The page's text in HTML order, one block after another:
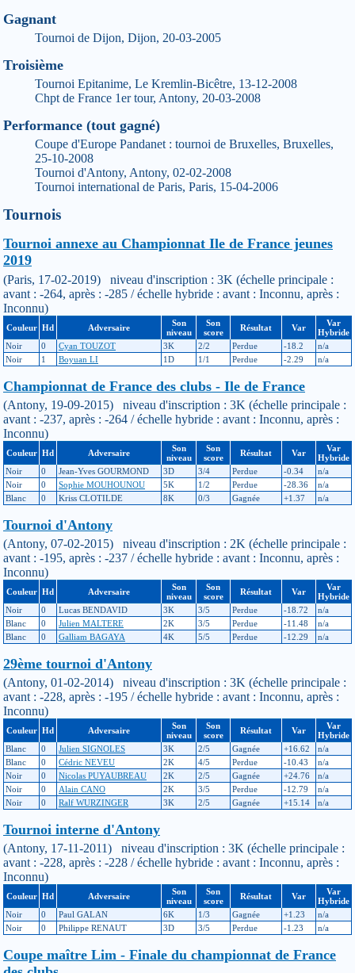
Gagnant
Tournoi de Dijon, Dijon, 20-03-2005
Troisième
Tournoi Epitanime, Le Kremlin-Bicêtre, 13-12-2008
Chpt de France 1er tour, Antony, 20-03-2008
Performance (tout gagné)
Coupe d'Europe Pandanet : tournoi de Bruxelles, Bruxelles,
25-10-2008
Tournoi d'Antony, Antony, 02-02-2008
Tournoi international de Paris, Paris, 15-04-2006
Tournois
Tournoi annexe au Championnat Ile de France jeunes
2019
(Paris, 17-02-2019) niveau d'inscription : 3K (échelle principale :
avant : -264, après : -285 / échelle hybride : avant : Inconnu, après :
Inconnu)
Couleur Hd Adversaire
Son
niveau
Son
score
Résultat Var
Var
Hybride
Noir
0 Cyan TOUZOT 3K 2/2 Perdue -18.2
n/a
Noir
1 Boyuan LI 1D 1/1 Perdue -2.29 n/a
Championnat de France des clubs - Ile de France
(Antony, 19-09-2015) niveau d'inscription : 3K (échelle principale :
avant : -237, après : -264 / échelle hybride : avant : Inconnu, après :
Inconnu)
Couleur Hd Adversaire
Son
niveau
Son
score
Résultat Var
Var
Hybride
Noir
0 Jean-Yves GOURMOND 3D 3/4 Perdue -0.34
n/a
Noir
0 Sophie MOUHOUNOU 5K 1/2 Perdue -28.36
n/a
Blanc
0 Kriss CLOTILDE 8K 0/3 Gagnée +1.37 n/a
Tournoi d'Antony
(Antony, 07-02-2015) niveau d'inscription : 2K (échelle principale :
avant : -195, après : -237 / échelle hybride : avant : Inconnu, après :
Inconnu)
Couleur Hd Adversaire
Son
niveau
Son
score
Résultat Var
Var
Hybride
Noir
0 Lucas BENDAVID 3K 3/5 Perdue -18.72
n/a
Blanc
0 Julien MALTERE 2K 3/5 Perdue -11.48
n/a
Blanc
0 Galliam BAGAYA 4K 5/5 Perdue -12.29 n/a
29ème tournoi d'Antony
(Antony, 01-02-2014) niveau d'inscription : 3K (échelle principale :
avant : -228, après : -195 / échelle hybride : avant : Inconnu, après :
Inconnu)
Couleur Hd Adversaire
Son
niveau
Son
score
Résultat Var
Var
Hybride
Blanc
0 Julien SIGNOLES 3K 2/5 Gagnée +16.62
n/a
Blanc
0 Cédric NEVEU 2K 4/5 Perdue -10.43
n/a
Noir
0 Nicolas PUYAUBREAU 2K 2/5 Gagnée +24.76
n/a
Noir
0 Alain CANO 2K 3/5 Perdue -12.79
n/a
Noir
0 Ralf WURZINGER 3K 2/5 Gagnée +15.14 n/a
Tournoi interne d'Antony
(Antony, 17-11-2011) niveau d'inscription : 3K (échelle principale :
avant : -228, après : -228 / échelle hybride : avant : Inconnu, après :
Inconnu)
Couleur Hd Adversaire
Son
niveau
Son
score
Résultat Var
Var
Hybride
Noir
0 Paul GALAN 6K 1/3 Gagnée +1.23
n/a
Noir
0 Philippe RENAUT 3D 3/5 Perdue -1.23 n/a
Coupe maître Lim - Finale du championnat de France